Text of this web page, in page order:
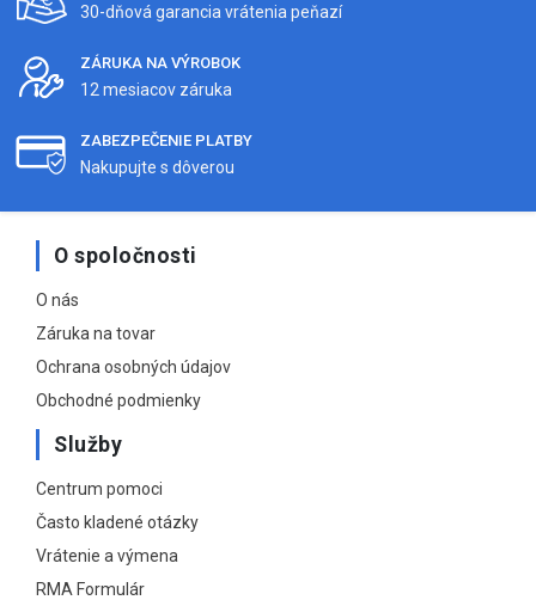
30-dňová garancia vrátenia peňazí
ZÁRUKA NA VÝROBOK
12 mesiacov záruka
ZABEZPEČENIE PLATBY
Nakupujte s dôverou
O spoločnosti
O nás
Záruka na tovar
Ochrana osobných údajov
Obchodné podmienky
Služby
Centrum pomoci
Často kladené otázky
Vrátenie a výmena
RMA Formulár